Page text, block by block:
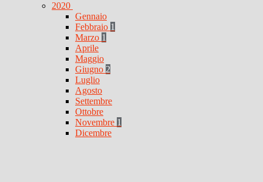
2020
Gennaio
Febbraio 1
Marzo 1
Aprile
Maggio
Giugno 2
Luglio
Agosto
Settembre
Ottobre
Novembre 1
Dicembre